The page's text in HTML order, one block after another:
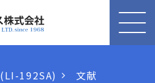
192SA)
文献